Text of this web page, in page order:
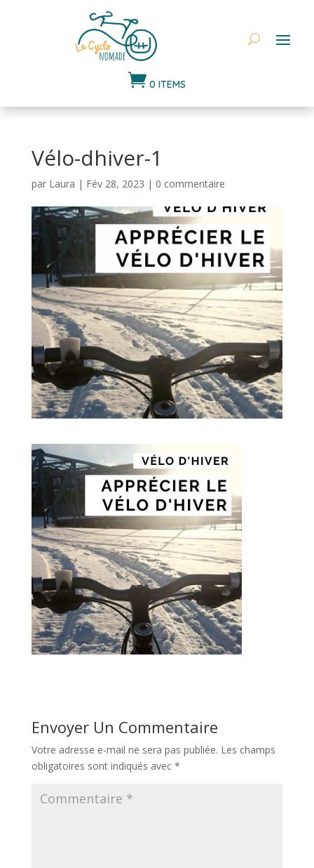
 0 ITEMS
Vélo-dhiver-1
par Laura | Fév 28, 2023 | 0 commentaire
Envoyer Un Commentaire
Votre adresse e-mail ne sera pas publiée. Les champs
obligatoires sont indiqués avec *